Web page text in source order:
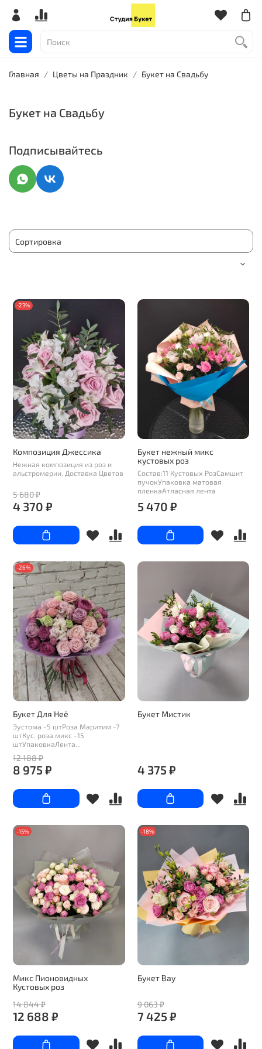
Главная Цветы на Праздник Букет на Свадьбу
Букет на Свадьбу
-23%
Композиция Джессика
Нежная композиция из роз и
альстромерии. Доставка Цветов
5 680 ₽
4 370 ₽
Букет нежный микс
кустовых роз
Состав:11 Кустовых РозСамшит
пучокУпаковка матовая
пленкаАтласная лента
5 470 ₽
-26%
Букет Для Неё
Эустома -5 штРоза Маритим -7
штКус. роза микс -15
штУпаковкаЛента...
12 188 ₽
8 975 ₽
Букет Мистик
4 375 ₽
-15%
Микс Пионовидных
Кустовых роз
14 844 ₽
12 688 ₽
-18%
Букет Вау
9 063 ₽
7 425 ₽
Подписывайтесь